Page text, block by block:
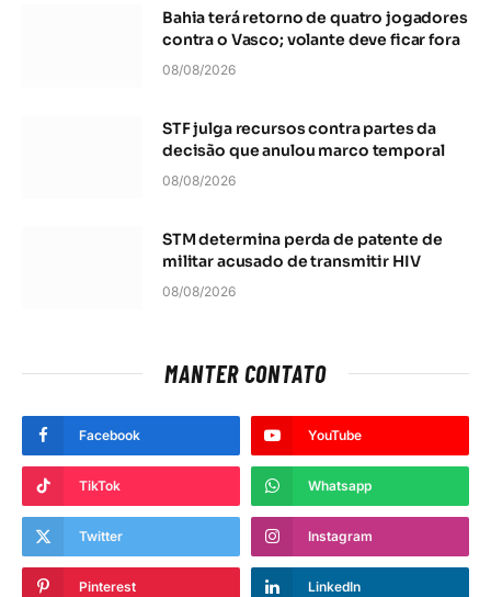
Bahia terá retorno de quatro jogadores
contra o Vasco; volante deve ficar fora
08/08/2026
STF julga recursos contra partes da
decisão que anulou marco temporal
08/08/2026
STM determina perda de patente de
militar acusado de transmitir HIV
08/08/2026
MANTER CONTATO
Facebook YouTube
TikTok Whatsapp
Twitter Instagram
Pinterest LinkedIn